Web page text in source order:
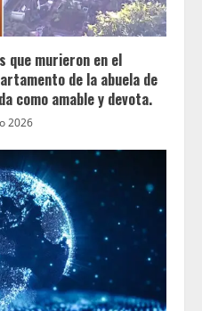
que murieron en el
de la abuela de
como amable y devota.
2026